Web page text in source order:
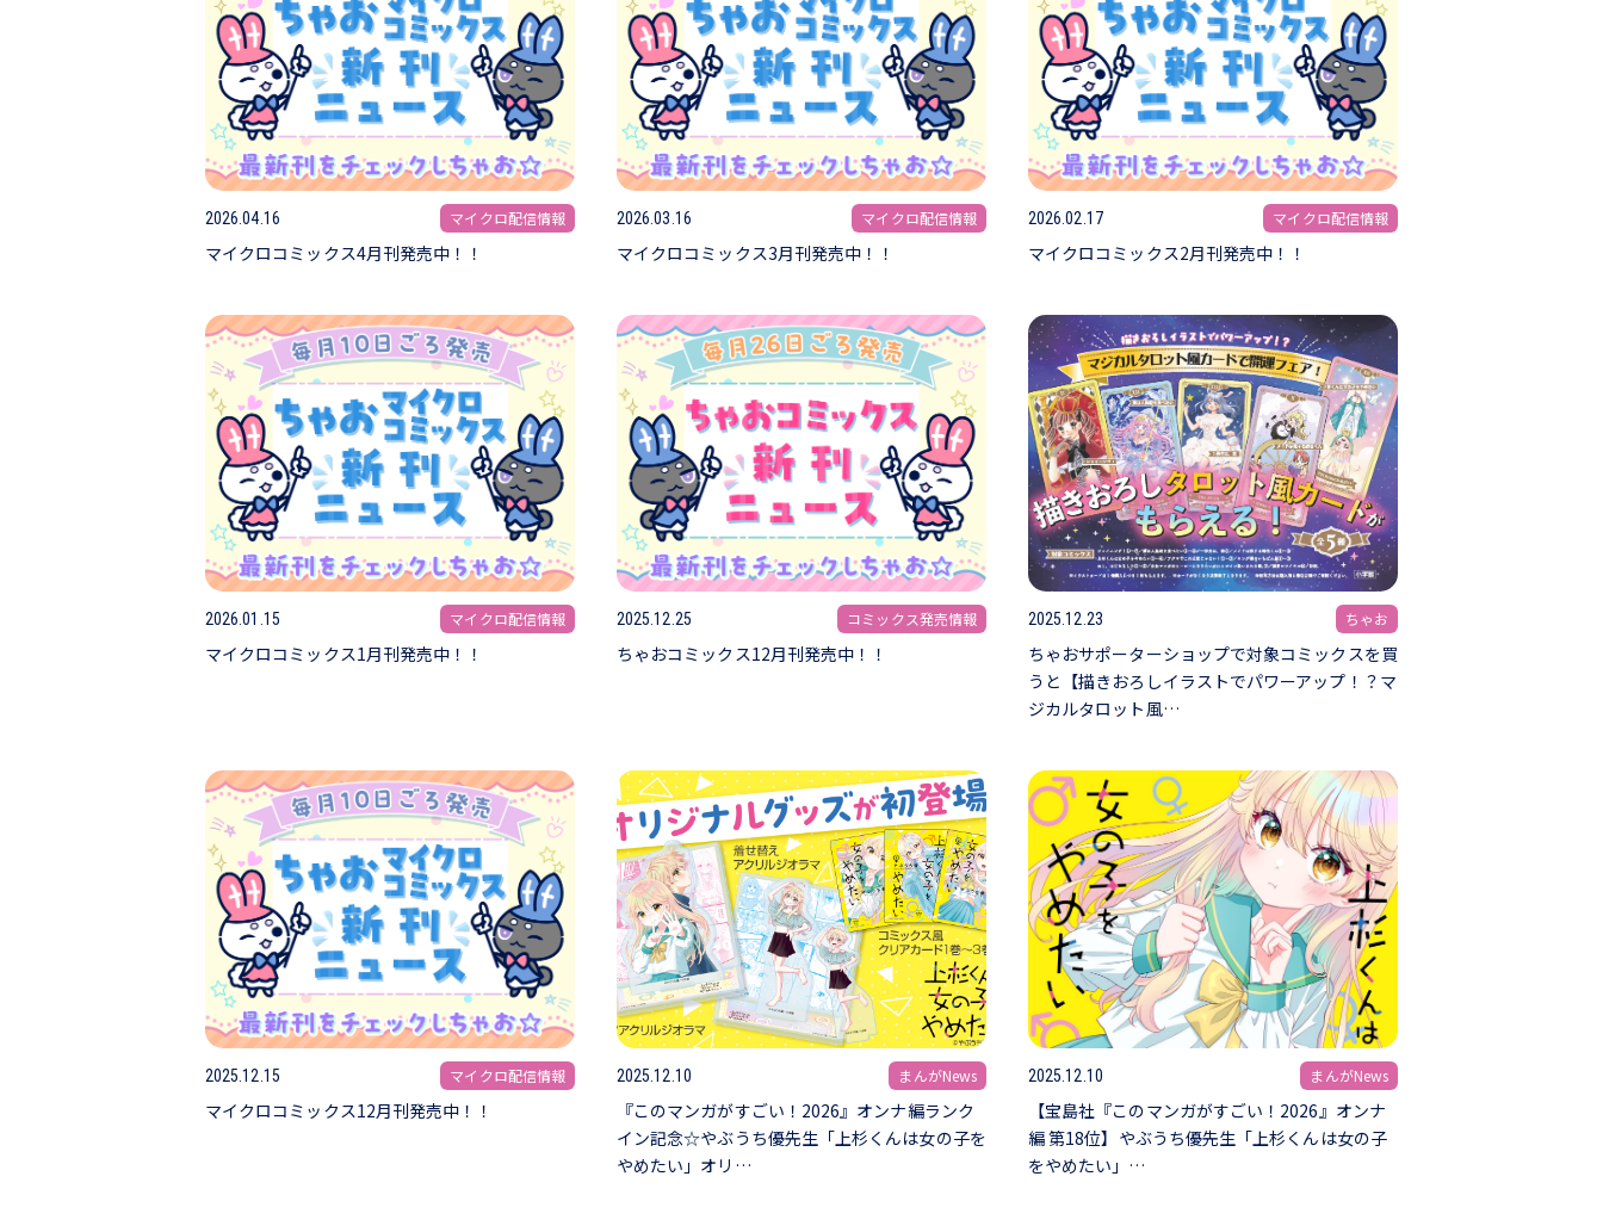
2026.04.16 マイクロ配信情報
マイクロコミックス4月刊発売中！！
2026.03.16 マイクロ配信情報
マイクロコミックス3月刊発売中！！
2026.02.17 マイクロ配信情報
マイクロコミックス2月刊発売中！！
2026.01.15 マイクロ配信情報
マイクロコミックス1月刊発売中！！
2025.12.25 コミックス発売情報
ちゃおコミックス12月刊発売中！！
2025.12.23 ちゃお
ちゃおサポーターショップで対象コミックスを買
うと【描きおろしイラストでパワーアップ！？マ
ジカルタロット風…
2025.12.15 マイクロ配信情報
マイクロコミックス12月刊発売中！！
2025.12.10 まんがNews
『このマンガがすごい！2026』オンナ編ランク
イン記念☆やぶうち優先生「上杉くんは女の子を
やめたい」オリ…
2025.12.10 まんがNews
【宝島社『このマンガがすごい！2026』オンナ
編 第18位】やぶうち優先生「上杉くんは女の子
をやめたい」…